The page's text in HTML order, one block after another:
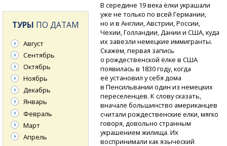
В середине 19 века ёлки украшали
уже не только по всей Германии,
но и в Англии, Австрии, России,
Чехии, Голландии, Дании и США, куда
их завезли немецкие иммигранты.
Скажем, первая запись
о рождественской ёлке в США
появилась в 1830 году, когда
её установил у себя дома
в Пенсильвании один из немецких
переселенцев. К слову сказать,
вначале большинство американцев
считали рождественские елки, мягко
говоря, довольно странным
украшением жилища. Их
воспринимали как языческий
ТУРЫ ПО ДАТАМ
Август
Сентябрь
Октябрь
Ноябрь
Декабрь
Январь
Февраль
Март
Апрель